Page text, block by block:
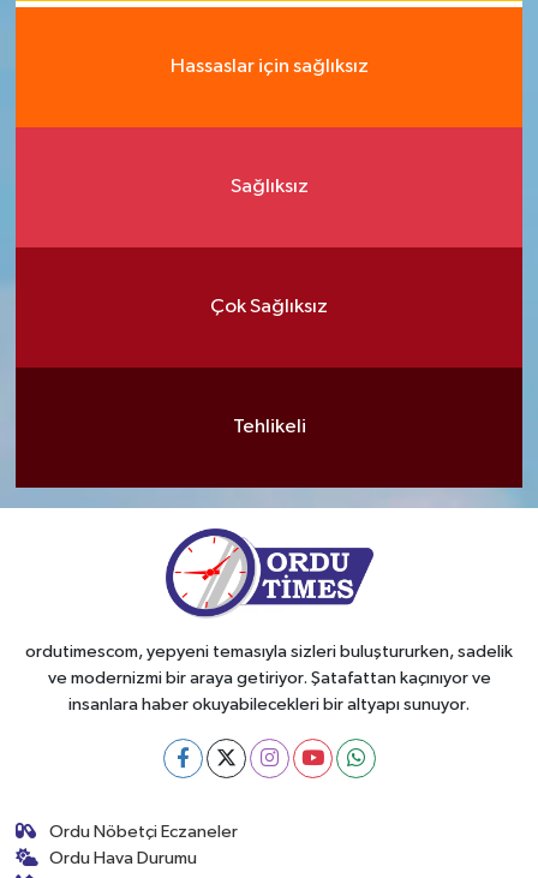
Hassaslar için sağlıksız
Sağlıksız
Çok Sağlıksız
Tehlikeli
ordutimescom, yepyeni temasıyla sizleri buluştururken, sadelik
ve modernizmi bir araya getiriyor. Şatafattan kaçınıyor ve
insanlara haber okuyabilecekleri bir altyapı sunuyor.
Ordu Nöbetçi Eczaneler
Ordu Hava Durumu